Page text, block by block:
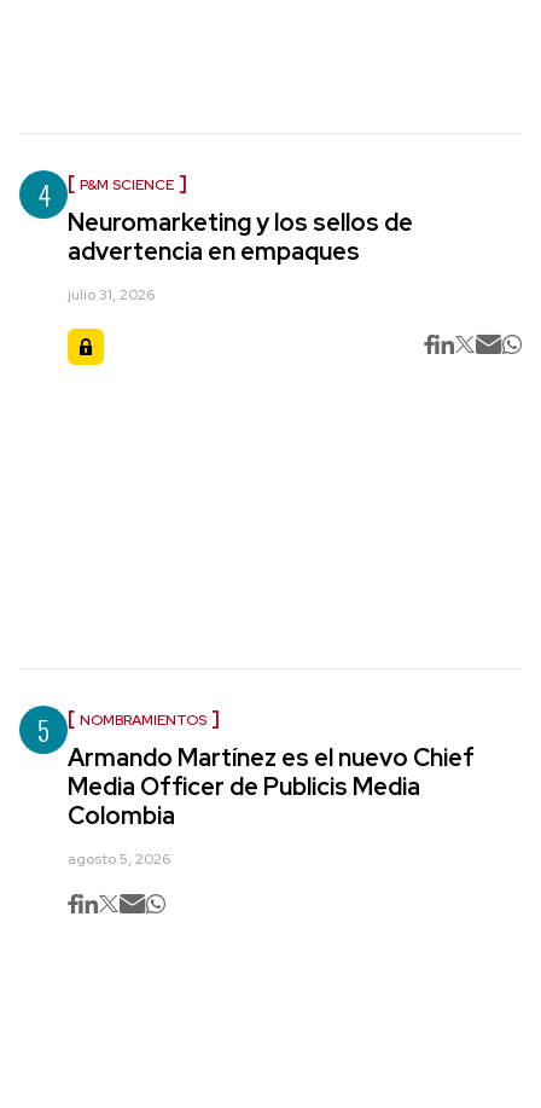
4 P&M SCIENCE
Neuromarketing y los sellos de
advertencia en empaques
julio 31, 2026
5 NOMBRAMIENTOS
Armando Martínez es el nuevo Chief
Media Officer de Publicis Media
Colombia
agosto 5, 2026